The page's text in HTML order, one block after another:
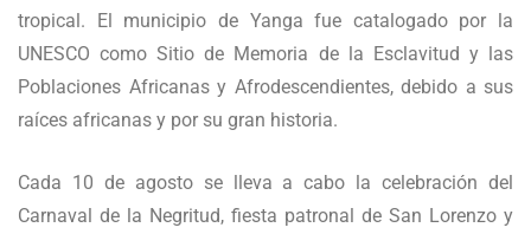
tropical. El municipio de Yanga fue catalogado por la
UNESCO como Sitio de Memoria de la Esclavitud y las
Poblaciones Africanas y Afrodescendientes, debido a sus
raíces africanas y por su gran historia.
Cada 10 de agosto se lleva a cabo la celebración del
Carnaval de la Negritud, fiesta patronal de San Lorenzo y